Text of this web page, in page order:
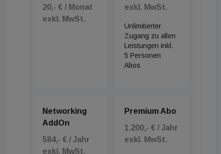
20,- € / Monat
exkl. MwSt.
exkl. MwSt.
Unlimitierter
Zugang zu allen
Leistungen inkl.
5 Personen
Abos
Networking
AddOn
584,- € / Jahr
exkl. MwSt.
Premium Abo
1.200,- € / Jahr
exkl. MwSt.